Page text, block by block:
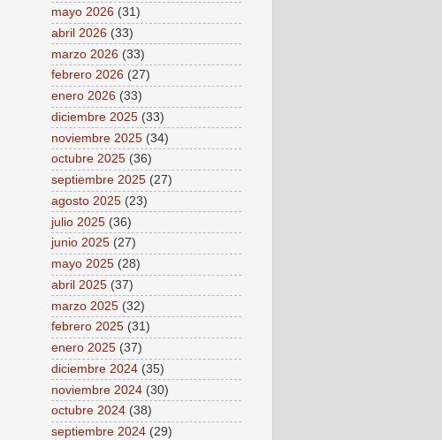
mayo 2026 (31)
abril 2026 (33)
marzo 2026 (33)
febrero 2026 (27)
enero 2026 (33)
diciembre 2025 (33)
noviembre 2025 (34)
octubre 2025 (36)
septiembre 2025 (27)
agosto 2025 (23)
julio 2025 (36)
junio 2025 (27)
mayo 2025 (28)
abril 2025 (37)
marzo 2025 (32)
febrero 2025 (31)
enero 2025 (37)
diciembre 2024 (35)
noviembre 2024 (30)
octubre 2024 (38)
septiembre 2024 (29)